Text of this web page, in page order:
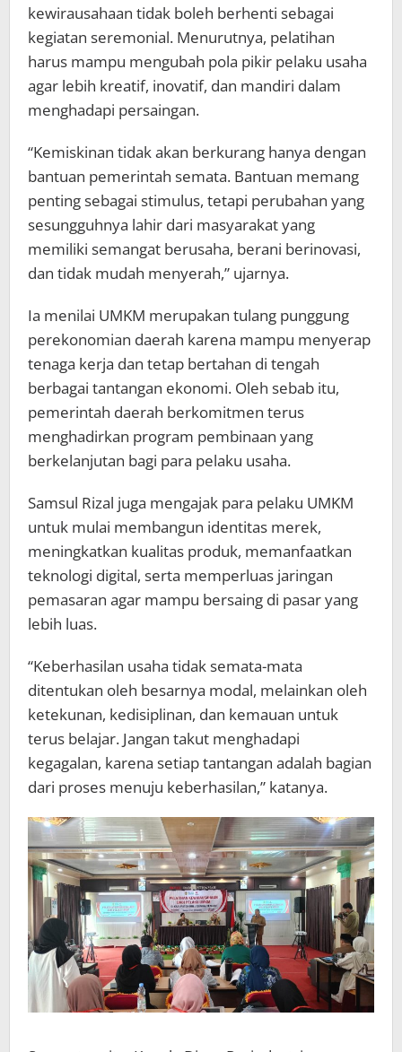
kewirausahaan tidak boleh berhenti sebagai
kegiatan seremonial. Menurutnya, pelatihan
harus mampu mengubah pola pikir pelaku usaha
agar lebih kreatif, inovatif, dan mandiri dalam
menghadapi persaingan.
“Kemiskinan tidak akan berkurang hanya dengan
bantuan pemerintah semata. Bantuan memang
penting sebagai stimulus, tetapi perubahan yang
sesungguhnya lahir dari masyarakat yang
memiliki semangat berusaha, berani berinovasi,
dan tidak mudah menyerah,” ujarnya.
Ia menilai UMKM merupakan tulang punggung
perekonomian daerah karena mampu menyerap
tenaga kerja dan tetap bertahan di tengah
berbagai tantangan ekonomi. Oleh sebab itu,
pemerintah daerah berkomitmen terus
menghadirkan program pembinaan yang
berkelanjutan bagi para pelaku usaha.
Samsul Rizal juga mengajak para pelaku UMKM
untuk mulai membangun identitas merek,
meningkatkan kualitas produk, memanfaatkan
teknologi digital, serta memperluas jaringan
pemasaran agar mampu bersaing di pasar yang
lebih luas.
“Keberhasilan usaha tidak semata-mata
ditentukan oleh besarnya modal, melainkan oleh
ketekunan, kedisiplinan, dan kemauan untuk
terus belajar. Jangan takut menghadapi
kegagalan, karena setiap tantangan adalah bagian
dari proses menuju keberhasilan,” katanya.